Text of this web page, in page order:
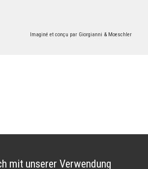
Imaginé et conçu par Giorgianni & Moeschler
mit unserer Verwendung